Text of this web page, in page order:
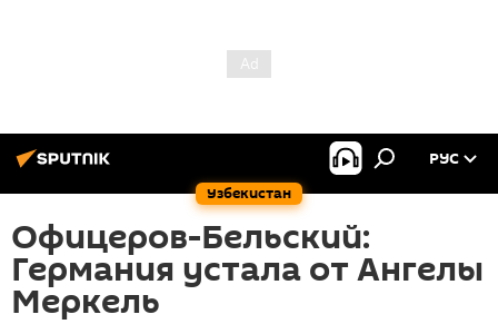
Узбекистан
РУС
Офицеров-Бельский:
Германия устала от Ангелы
Меркель